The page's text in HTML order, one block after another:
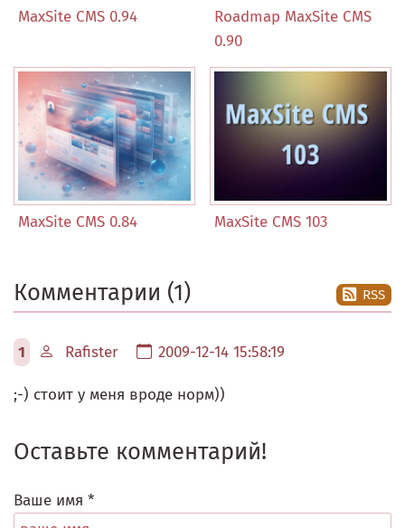
MaxSite CMS 0.94
Roadmap MaxSite CMS
0.90
MaxSite CMS 0.84 MaxSite CMS 103
Комментарии (1) RSS
1 Rafister 2009-12-14 15:58:19
;-) стоит у меня вроде норм))
Оставьте комментарий!
Ваше имя *